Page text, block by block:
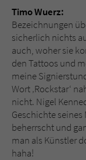
Timo Wuerz:
Bezeichnungen
sicherlich nichts
auch, woher sie
den Tattoos und
meine
Wort ‚Rockstar‘
nicht. Nigel
Geschichte
beherrscht und
man als Künstler
haha!